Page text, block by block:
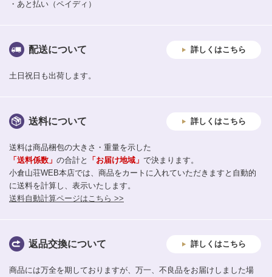
・あと払い（ペイディ）
配送について 詳しくはこちら
土日祝日も出荷します。
送料について 詳しくはこちら
送料は商品梱包の大きさ・重量を示した
「送料係数」 の合計と 「お届け地域」 で決まります。
小倉山荘WEB本店では、商品をカートに入れていただきますと自動的
に送料を計算し、表示いたします。
送料自動計算ページはこちら >>
返品交換について 詳しくはこちら
商品には万全を期しておりますが、万一、不良品をお届けしました場